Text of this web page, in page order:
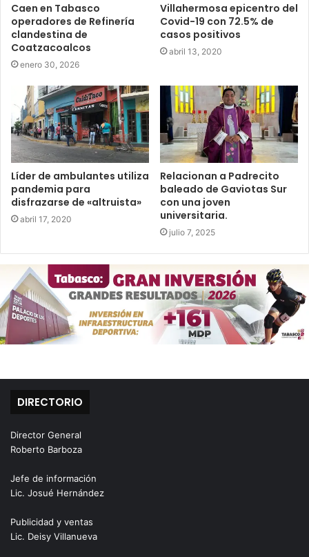
Caen en Tabasco
operadores de Refinería
clandestina de
Coatzacoalcos
enero 30, 2026
Villahermosa epicentro del
Covid-19 con 72.5% de
casos positivos
abril 13, 2020
Líder de ambulantes utiliza
pandemia para
disfrazarse de «altruista»
abril 17, 2020
Relacionan a Padrecito
baleado de Gaviotas Sur
con una joven
universitaria.
julio 7, 2025
DIRECTORIO
Director General
Roberto Barboza
Jefe de información
Lic. Josué Hernández
Publicidad y ventas
Lic. Deisy Villanueva